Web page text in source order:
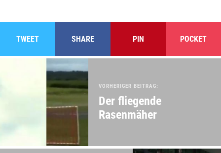
TWEET SHARE PIN POCKET
VORHERIGER BEITRAG:
Der fliegende
Rasenmäher